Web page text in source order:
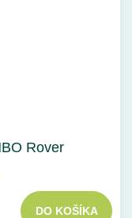
Rover
DO KOŠÍKA